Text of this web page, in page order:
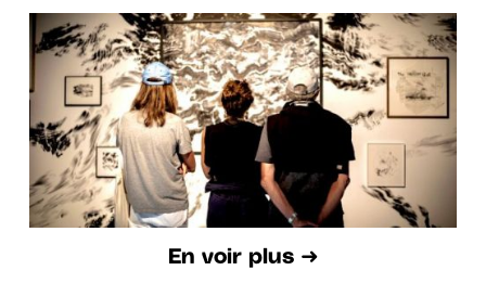
par la Fondation Galouste
Culbenkian et la Cité
internationale des arts
En voir plus ➜